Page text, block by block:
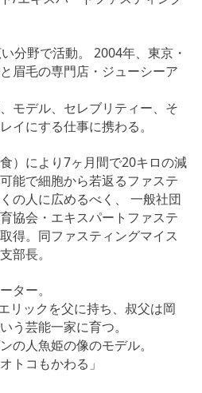
分野で活動。 2004年、東京・
眉毛の専門店・ジューシーア
モデル、セレブリティー、そ
イにする仕事に携わる。
）により7ヶ月間で20キロの減
能で細胞から若返るファステ
の人に広めるべく、 一般社団
協会・エキスパートファステ
得。同ファスティングマイス
部長。
ター。
リックを父に持ち、叔父は岡
う芸能一家に育つ。
の人魚姫の像のモデル。
トコもかわる」